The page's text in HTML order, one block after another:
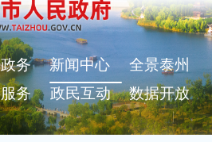
务 新闻中心
全景泰州
务 政民互动 数据开放